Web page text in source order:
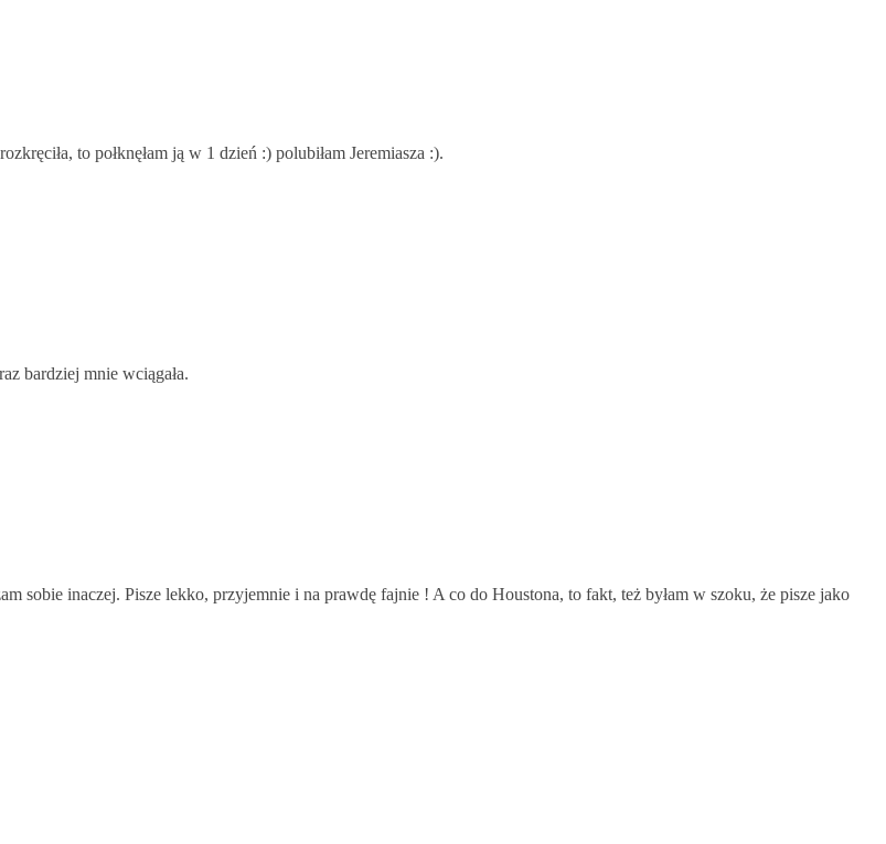
to połknęłam ją w 1 dzień :) polubiłam Jeremiasza :).
bardziej mnie wciągała.
sobie inaczej. Pisze lekko, przyjemnie i na prawdę fajnie ! A co do Houstona, to fakt, też byłam w szoku, że pisze jako